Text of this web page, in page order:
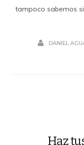
tampoco sabemos
DANIEL
Haz